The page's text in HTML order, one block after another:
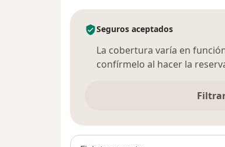
Seguros aceptados
La cobertura varía en
confírmelo al hacer la